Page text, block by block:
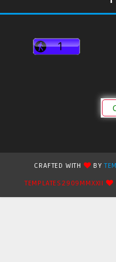
CRAFTED WITH BY
TEMPLATES2909MMXXII